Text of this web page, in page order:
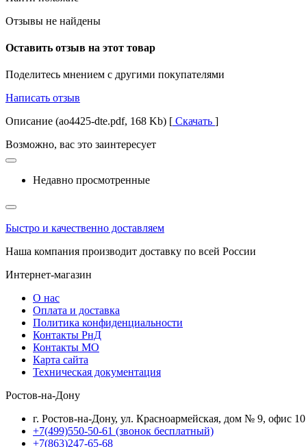
Отзывы не найдены
Оставить отзыв на этот товар
Поделитесь мнением с другими покупателями
Написать отзыв
Описание (ao4425-dte.pdf, 168 Kb) [ Скачать ]
Возможно, вас это заинтересует
Недавно просмотренные
Быстро и качественно доставляем
Наша компания производит доставку по всей России
Интернет-магазин
О нас
Оплата и доставка
Политика конфиденциальности
Контакты РнД
Контакты МО
Карта сайта
Техническая документация
Ростов-на-Дону
г. Ростов-на-Дону, ул. Красноармейская, дом № 9, офис 10
+7(499)550-50-61 (звонок бесплатный)
+7(863)247-65-68